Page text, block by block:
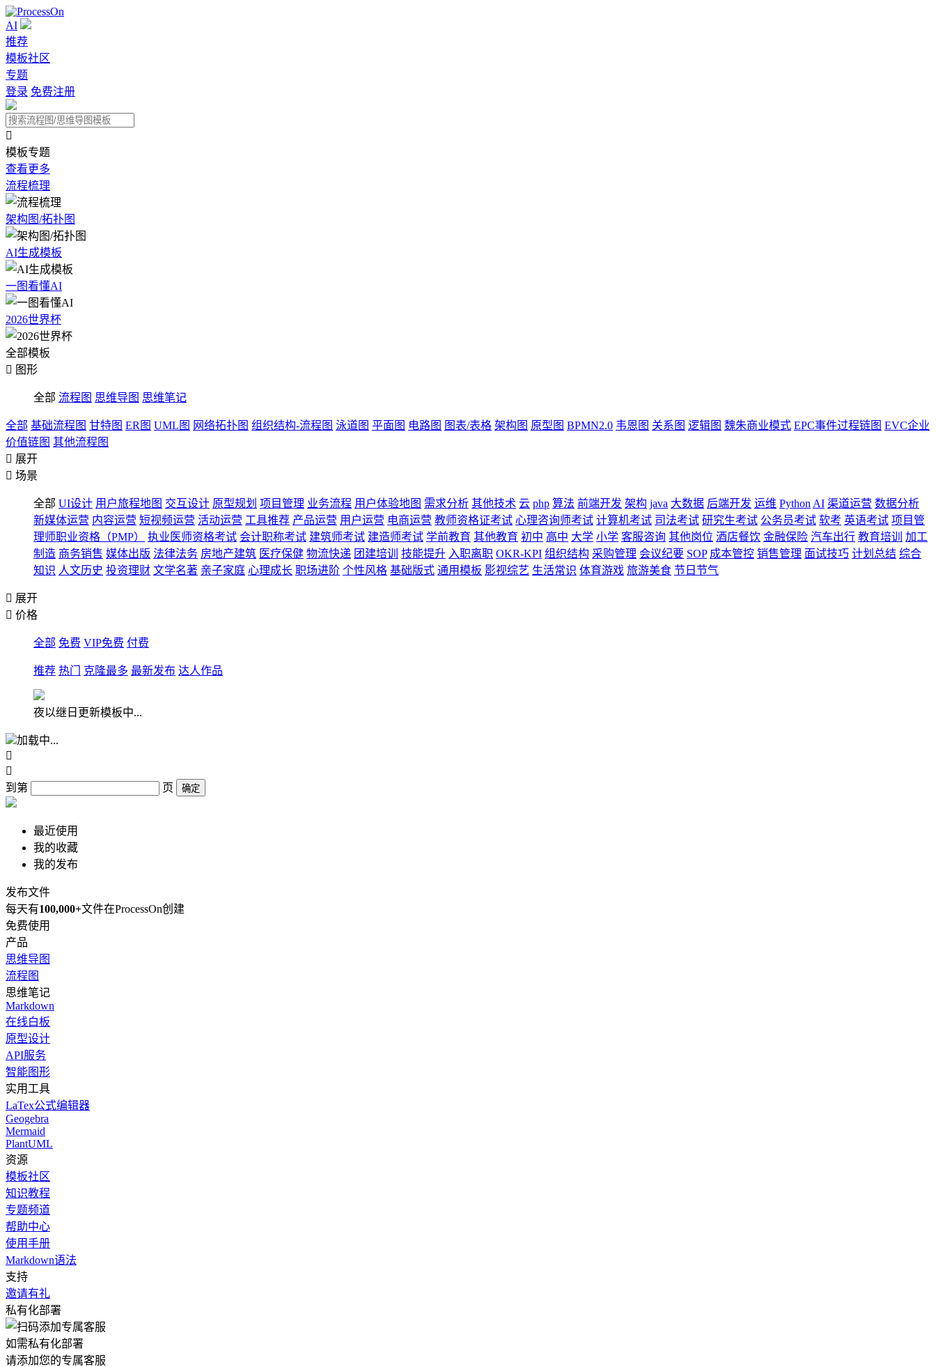
AI
推荐
模板社区
专题
登录 免费注册

模板专题
查看更多
流程梳理
架构图/拓扑图
AI生成模板
一图看懂AI
2026世界杯
全部模板
 图形
全部 流程图 思维导图 思维笔记
全部 基础流程图 甘特图 ER图 UML图 网络拓扑图 组织结构-流程图 泳道图 平面图 电路图 图表/表格 架构图 原型图 BPMN2.0 韦恩图 关系图 逻辑图 魏朱商业模式 EPC事件过程链图 EVC企业
价值链图 其他流程图
 展开
 场景
全部 UI设计 用户旅程地图 交互设计 原型规划 项目管理 业务流程 用户体验地图 需求分析 其他技术 云 php 算法 前端开发 架构 java 大数据 后端开发 运维 Python AI 渠道运营 数据分析
新媒体运营 内容运营 短视频运营 活动运营 工具推荐 产品运营 用户运营 电商运营 教师资格证考试 心理咨询师考试 计算机考试 司法考试 研究生考试 公务员考试 软考 英语考试 项目管
理师职业资格（PMP）
执业医师资格考试 会计职称考试 建筑师考试 建造师考试 学前教育 其他教育 初中 高中 大学 小学 客服咨询 其他岗位 酒店餐饮 金融保险 汽车出行 教育培训
加工
制造 商务销售 媒体出版 法律法务 房地产建筑 医疗保健 物流快递 团建培训 技能提升 入职离职 OKR-KPI 组织结构 采购管理 会议纪要 SOP 成本管控 销售管理 面试技巧 计划总结 综合
知识 人文历史 投资理财 文学名著 亲子家庭 心理成长 职场进阶 个性风格 基础版式 通用模板 影视综艺 生活常识 体育游戏 旅游美食 节日节气
 展开
 价格
全部 免费 VIP免费 付费
推荐 热门 克隆最多 最新发布 达人作品
夜以继日更新模板中...
加载中...


到第
页 确定
最近使用
我的收藏
我的发布
发布文件
每天有100,000+文件在ProcessOn创建
免费使用
产品
思维导图
流程图
思维笔记
Markdown
在线白板
原型设计
API服务
智能图形
实用工具
LaTex公式编辑器
Geogebra
Mermaid
PlantUML
资源
模板社区
知识教程
专题频道
帮助中心
使用手册
Markdown语法
支持
邀请有礼
私有化部署
如需私有化部署
请添加您的专属客服